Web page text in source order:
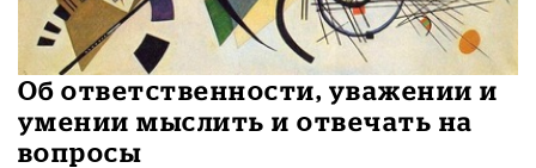
Об ответственности, уважении и
умении мыслить и отвечать на
вопросы